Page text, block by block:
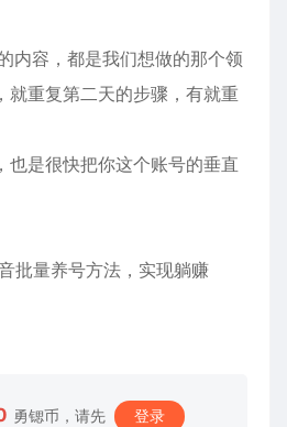
内容，都是我们想做的那个领
就重复第二天的步骤，有就重
也是很快把你这个账号的垂直
勇锶币，请先 登录